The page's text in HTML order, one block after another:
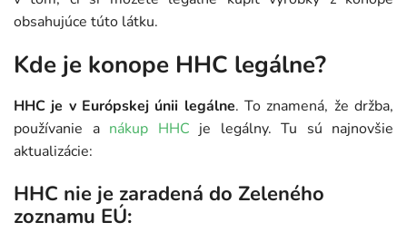
obsahujúce túto látku.
Kde je konope HHC legálne?
HHC je v Európskej únii legálne. To znamená, že držba,
používanie a nákup HHC je legálny. Tu sú najnovšie
aktualizácie:
HHC nie je zaradená do Zeleného
zoznamu EÚ: